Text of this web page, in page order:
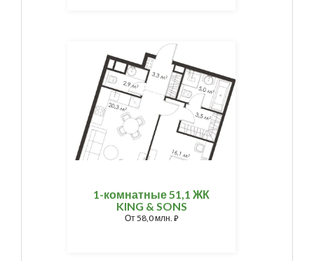
1-комнатные 51,1 ЖК
KING & SONS
От58,0 млн. ⃏